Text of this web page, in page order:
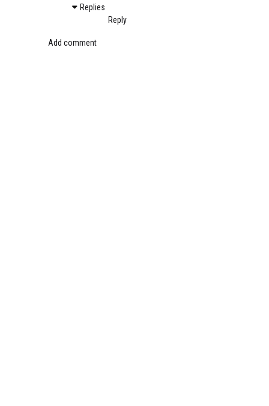
Replies
Reply
Add comment